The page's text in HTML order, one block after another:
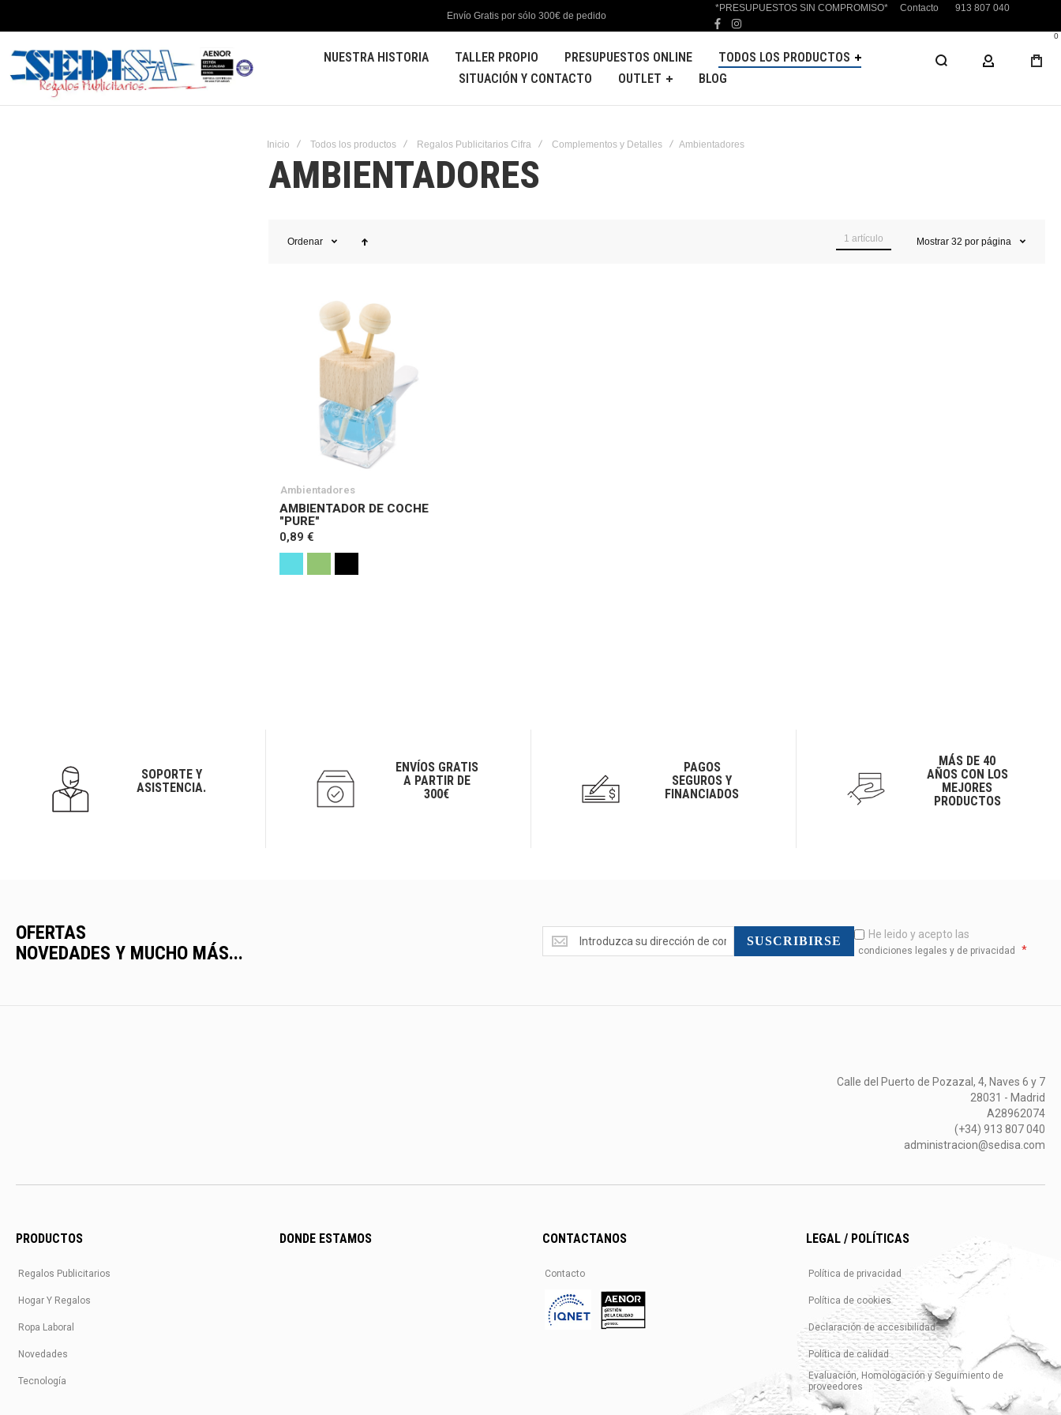
Envío Gratis por sólo 300€ de pedido
*PRESUPUESTOS SIN COMPROMISO* Contacto 913 807 040
facebook
instagram
NUESTRA HISTORIA TALLER PROPIO PRESUPUESTOS ONLINE
TODOS LOS PRODUCTOS
SITUACIÓN Y CONTACTO
OUTLET BLOG
MI CUENTA
0
Inicio Todos los productos Regalos Publicitarios Cifra Complementos y Detalles Ambientadores
AMBIENTADORES
Ordenar 1 artículo Mostrar 32 por página
Ambientadores
AMBIENTADOR DE COCHE
"PURE"
0,89 €
SOPORTE Y
ASISTENCIA.
ENVÍOS GRATIS
A PARTIR DE
300€
PAGOS
SEGUROS Y
FINANCIADOS
MÁS DE 40
AÑOS CON LOS
MEJORES
PRODUCTOS
OFERTAS
NOVEDADES Y MUCHO MÁS...
Ofertas
<br>Novedades
SUSCRIBIRSE He leido y acepto las
condiciones legales y de privacidad *
Calle del Puerto de Pozazal, 4, Naves 6 y 7
28031 - Madrid
A28962074
(+34) 913 807 040
administracion@sedisa.com
PRODUCTOS
Regalos Publicitarios
Hogar Y Regalos
Ropa Laboral
Novedades
Tecnología
DONDE ESTAMOS CONTACTANOS
Contacto
LEGAL / POLÍTICAS
Política de privacidad
Política de cookies
Declaración de accesibilidad
Política de calidad
Evaluación, Homologación y Seguimiento de
proveedores